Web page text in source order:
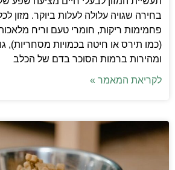
בחירה שגויה עלולה לעלות ביוקר. מזון
פחמימות ריקות, חומרי טעם וריח
(כמו תירס או חיטה בכמויות מסחריות),
ומהירות ברמות הסוכר בדם של הכלב
לקריאת המאמר »